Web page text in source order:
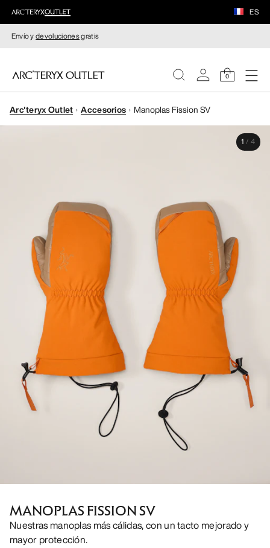
ES
Envío ydevolucionesgratis
0
MUJERE
Arc'teryx Outlet Accesorios Manoplas Fission SV
1 / 4
MANOPLAS FISSION SV
Nuestras manoplas más cálidas, con un tacto mejorado y
mayor protección.